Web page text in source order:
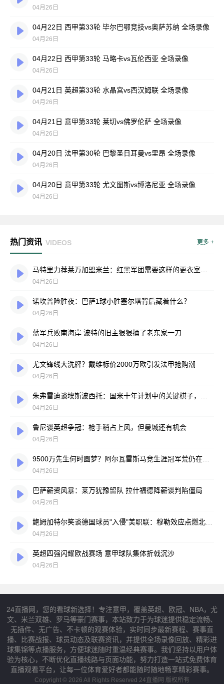
04月26日
04月22日 西甲第33轮 毕尔巴鄂竞技vs奥萨苏纳 全场录像
04月26日
04月22日 西甲第33轮 马略卡vs瓦伦西亚 全场录像
04月26日
04月21日 英超第33轮 水晶宫vs西汉姆联 全场录像
04月26日
04月21日 意甲第33轮 莱切vs佛罗伦萨 全场录像
04月26日
04月20日 法甲第30轮 巴黎圣日耳曼vs里昂 全场录像
04月26日
04月20日 意甲第33轮 尤文图斯vs博洛尼亚 全场录像
04月26日
热门资讯 VIDEOS 更多 +
04月26日
诺坎普险胜夜：巴萨1球小胜塞尔塔背后藏着什么？
04月26日
蓝军兵败南海岸 波特的旧主狠狠捅了老东家一刀
04月26日
尤文锋线大洗牌？戴维标价2000万欧引发法甲抢购潮
04月26日
04月26日
鲁尼谈英超争冠：枪手稍占上风，但曼城还有机会
04月26日
04月26日
巴萨薪资风暴：莱万犹豫留队 拉什福德降薪谈判陷僵局
04月26日
04月26日
英超四强闪耀欧战赛场 意甲球队集体折戟沉沙
04月26日
24直播网，您的看球新选择！专注意甲，覆盖英超、欧冠、NBA，尤
文、米兰双雄、罗马等豪门赛事，本站致力于为球迷提供稳定流畅、
无插件、无广告、不卡顿的观赛体验，实时同步最新赛程、赛事直
播、比赛战报、球员动态及联赛资讯，并提供全场录像回放、精彩进
球集锦等点播服务，方便球迷随时重温经典赛事。我们坚持以用户体
验为核心，不断优化直播线路与页面功能，努力打造一站式免费体育
直播观看平台，让每一位体育爱好者都能随时随地畅享精彩赛事。
Copyright © 2026 All Rights Reserved 24直播网 版权所有